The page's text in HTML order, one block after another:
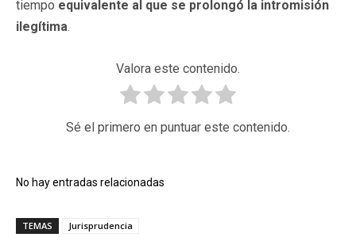
tiempo equivalente al que se prolongó la intromisión
ilegítima.
Valora este contenido.
Sé el primero en puntuar este contenido.
No hay entradas relacionadas
TEMAS Jurisprudencia